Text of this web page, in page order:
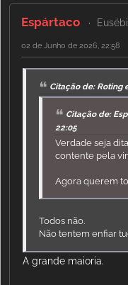
Espártaco
02 de Junho de 2026, 22:58
Citação de: Roting
Citação de:
22:05
Verdade seja
contente pela
Agora querem
Todos não.
Não tentem enfiar
A grande maioria.